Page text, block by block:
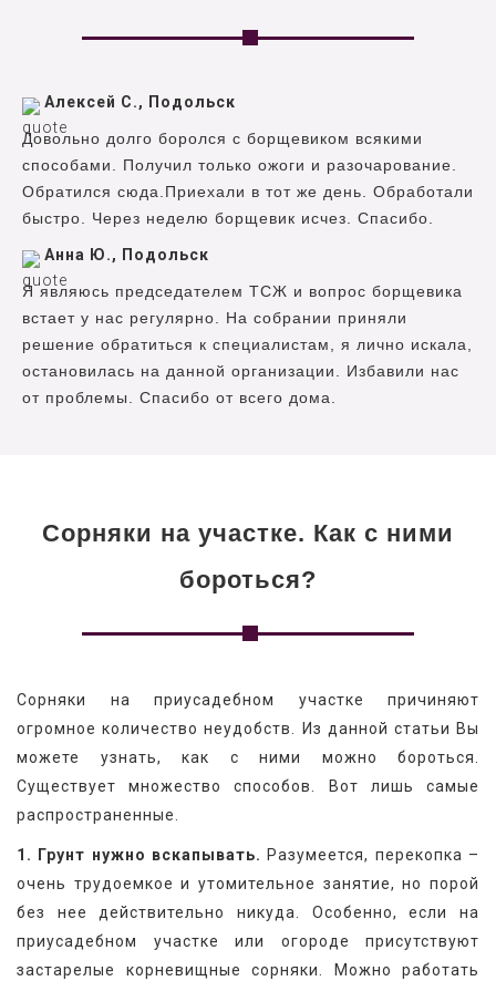
Алексей С., Подольск
Довольно долго боролся с борщевиком всякими
способами. Получил только ожоги и разочарование.
Обратился сюда.Приехали в тот же день. Обработали
быстро. Через неделю борщевик исчез. Спасибо.
Анна Ю., Подольск
Я являюсь председателем ТСЖ и вопрос борщевика
встает у нас регулярно. На собрании приняли
решение обратиться к специалистам, я лично искала,
остановилась на данной организации. Избавили нас
от проблемы. Спасибо от всего дома.
Сорняки на участке. Как с ними
бороться?
Сорняки на приусадебном участке причиняют
огромное количество неудобств. Из данной статьи Вы
можете узнать, как с ними можно бороться.
Существует множество способов. Вот лишь самые
распространенные.
1. Грунт нужно вскапывать. Разумеется, перекопка –
очень трудоемкое и утомительное занятие, но порой
без нее действительно никуда. Особенно, если на
приусадебном участке или огороде присутствуют
застарелые корневищные сорняки. Можно работать